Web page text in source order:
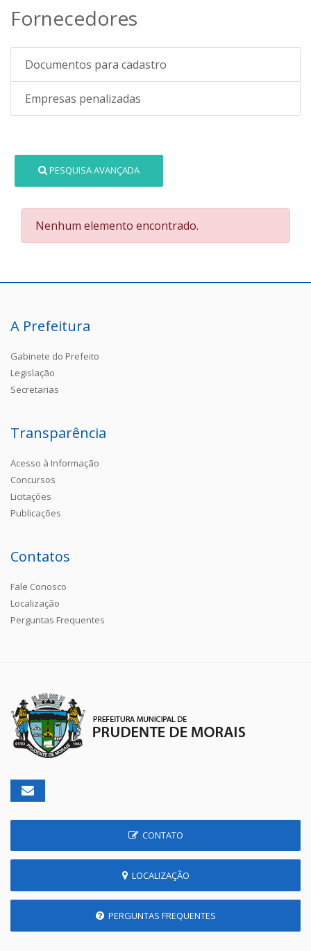
Fornecedores
Documentos para cadastro
Empresas penalizadas
PESQUISA AVANÇADA
Nenhum elemento encontrado.
A Prefeitura
Gabinete do Prefeito
Legislação
Secretarias
Transparência
Acesso à Informação
Concursos
Licitações
Publicações
Contatos
Fale Conosco
Localização
Perguntas Frequentes
CONTATO
LOCALIZAÇÃO
PERGUNTAS FREQUENTES